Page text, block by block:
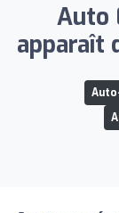
Auto
apparaît